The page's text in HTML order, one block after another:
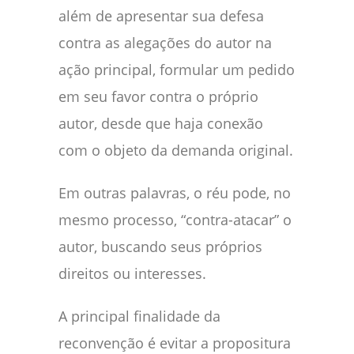
além de apresentar sua defesa
contra as alegações do autor na
ação principal, formular um pedido
em seu favor contra o próprio
autor, desde que haja conexão
com o objeto da demanda original.
Em outras palavras, o réu pode, no
mesmo processo, “contra-atacar” o
autor, buscando seus próprios
direitos ou interesses.
A principal finalidade da
reconvenção é evitar a propositura